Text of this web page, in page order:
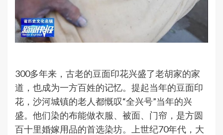
300多年来，古老的豆面印花兴盛了老胡家的家
道，也成为一方百姓的记忆。提起当年的豆面印
花，沙河城镇的老人都慨叹“全兴号”当年的兴
盛。他们染的布能做衣服、被面、门帘，是方圆
百十里婚嫁用品的首选染坊。上世纪70年代，大